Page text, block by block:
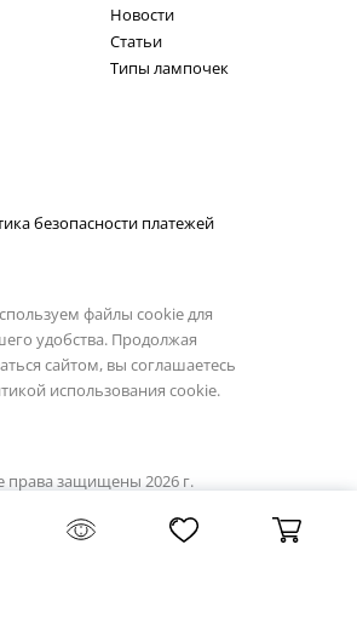
Новости
Статьи
Типы лампочек
безопасности платежей
файлы cookie для
удобства. Продолжая
сайтом, вы соглашаетесь
использования cookie.
права защищены 2026 г.